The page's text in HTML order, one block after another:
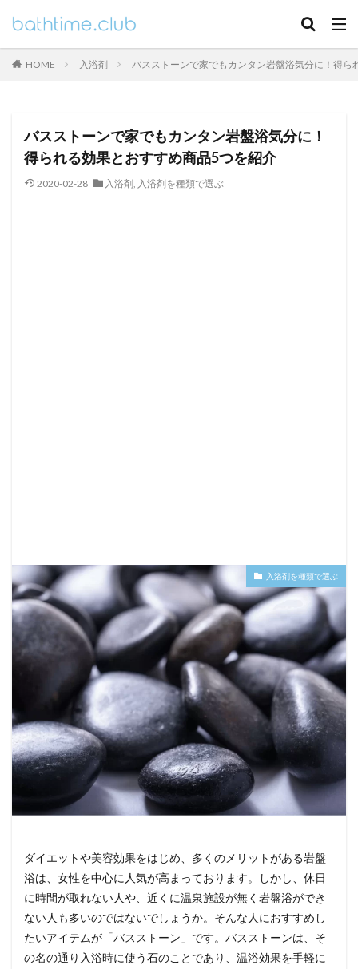
HOME 入浴剤 バスストーンで家でもカンタン岩盤浴気分に！得ら
バスストーンで家でもカンタン岩盤浴気分に！
得られる効果とおすすめ商品5つを紹介
2020-02-28 入浴剤, 入浴剤を種類で選ぶ
入浴剤を種類で選ぶ
ダイエットや美容効果をはじめ、多くのメリットがある岩盤
浴は、女性を中心に人気が高まっております。しかし、休日
に時間が取れない人や、近くに温泉施設が無く岩盤浴ができ
ない人も多いのではないでしょうか。そんな人におすすめし
たいアイテムが「バスストーン」です。バスストーンは、そ
の名の通り入浴時に使う石のことであり、温浴効果を手軽に